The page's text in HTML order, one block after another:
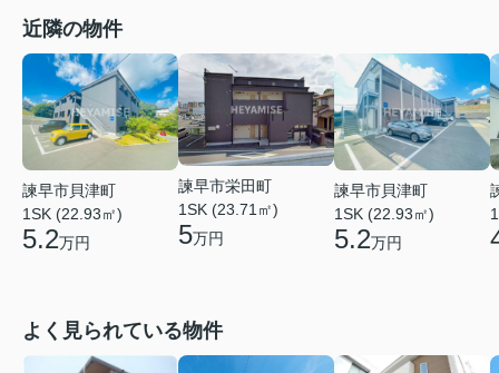
近隣の物件
諫早市貝津町
1SK (22.93㎡)
5.2万円
諫早市栄田町
1SK (23.71㎡)
5万円
諫早市貝津町
1SK (22.93㎡)
5.2万円
よく見られている物件